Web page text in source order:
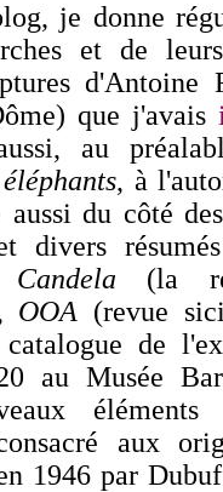
je donne
et de
d'Antoine
que j'avais
au
, à
du côté
divers
(la
OOA (revue
de
au Musée
aux
1946 par